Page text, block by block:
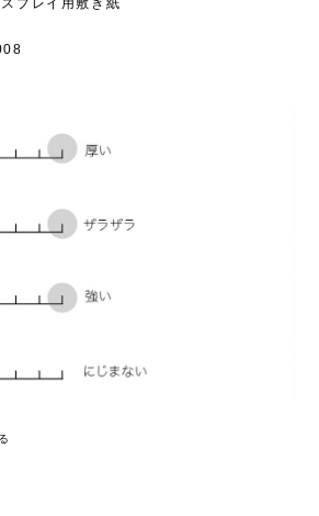
プレイ用敷き紙